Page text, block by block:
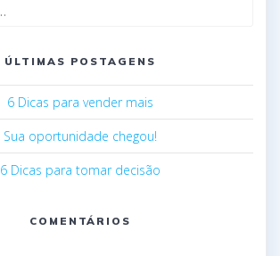
ÚLTIMAS POSTAGENS
6 Dicas para vender mais
Sua oportunidade chegou!
6 Dicas para tomar decisão
COMENTÁRIOS